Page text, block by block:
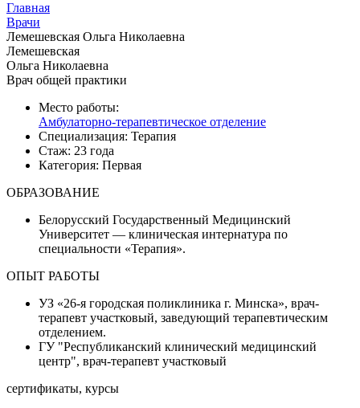
Главная
Врачи
Лемешевская Ольга Николаевна
Лемешевская
Ольга Николаевна
Врач общей практики
Место работы:
Амбулаторно-терапевтическое отделение
Специализация: Терапия
Стаж: 23 года
Категория: Первая
ОБРАЗОВАНИЕ
Белорусский Государственный Медицинский
Университет — клиническая интернатура по
специальности «Терапия».
ОПЫТ РАБОТЫ
УЗ «26-я городская поликлиника г. Минска», врач-
терапевт участковый, заведующий терапевтическим
отделением.
ГУ "Республиканский клинический медицинский
центр", врач-терапевт участковый
сертификаты, курсы